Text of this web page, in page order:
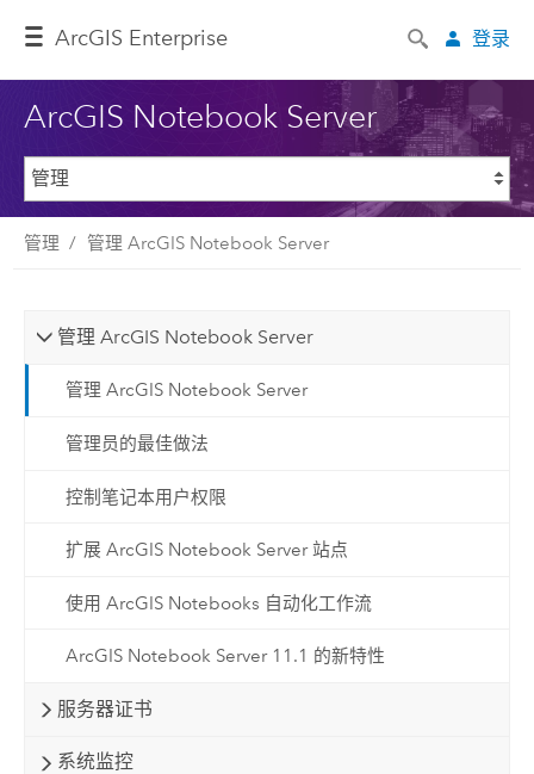
ArcGIS Enterprise 登录
ArcGIS Notebook Server
管理 管理 ArcGIS Notebook Server
管理 ArcGIS Notebook Server
管理 ArcGIS Notebook Server
管理员的最佳做法
控制笔记本用户权限
扩展 ArcGIS Notebook Server 站点
使用 ArcGIS Notebooks 自动化工作流
ArcGIS Notebook Server 11.1 的新特性
服务器证书
系统监控